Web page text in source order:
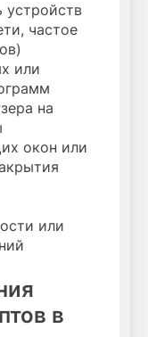
устройств
частое
или
на
окон или
или
в